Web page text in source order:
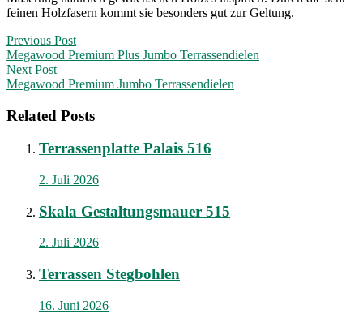
feinen Holzfasern kommt sie besonders gut zur Geltung.
Post
navigation
Previous Post
Megawood Premium Plus Jumbo Terrassendielen
Next Post
Megawood Premium Jumbo Terrassendielen
Related Posts
Terrassenplatte Palais 516
2. Juli 2026
Skala Gestaltungsmauer 515
2. Juli 2026
Terrassen Stegbohlen
16. Juni 2026